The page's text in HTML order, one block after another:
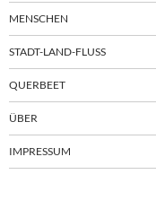
MENSCHEN
STADT-LAND-FLUSS
QUERBEET
ÜBER
IMPRESSUM